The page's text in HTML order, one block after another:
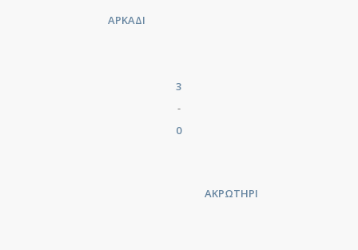
ΑΡΚΑΔΙ
3
-
0
ΑΚΡΩΤΗΡΙ